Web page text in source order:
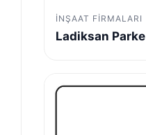
İNŞAAT FIRMALARI
Ladiksan Parke